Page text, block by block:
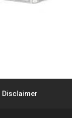
Disclaimer